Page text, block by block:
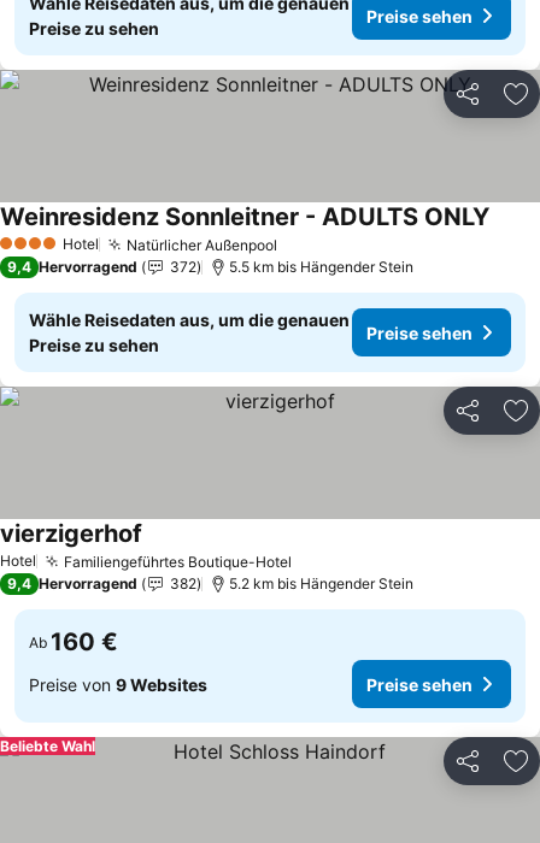
Preise zu sehen
Preise sehen
Teilen
4 Sterne Hotel Natürlicher Außenpool
Weinresidenz Sonnleitner - ADULTS ONLY
9,4 Hervorragend 372 5.5 km bis Hängender Stein
Wähle Reisedaten aus, um die genauen
Preise zu sehen
Preise sehen
Teilen
Hotel Familiengeführtes Boutique-Hotel
vierzigerhof
9,4 Hervorragend 382 5.2 km bis Hängender Stein
Ab 160 €
Preise von 9 Websites Preise sehen
Teilen
Beliebte Wahl